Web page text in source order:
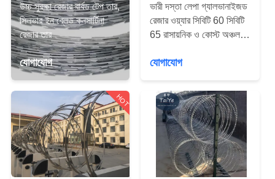
নিয়ন্ত্রণ
যোগাযোগ
করুন
খবর
উদ্ধৃতির
জন্য
উচ্চ সুরক্ষা রেজার বার্বড টেপ তার,
সিলভার ইন ব্লেড কনসার্টিনা
রেজার তার
যোগাযোগ
ভারী দস্তা লেপা গ্যালভানাইজড
রেজার ওয়্যার সিবিটি 60 সিবিটি
65 রাসায়নিক ও কোস্ট অঞ্চল
যোগাযোগ
HOT